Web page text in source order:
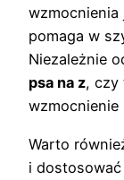
wzmocnienia
pomaga w
Niezależnie
psa na z, czy
wzmocnienie
Warto
i